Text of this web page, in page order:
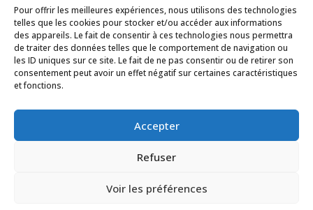
Pour offrir les meilleures expériences, nous utilisons des technologies
telles que les cookies pour stocker et/ou accéder aux informations
des appareils. Le fait de consentir à ces technologies nous permettra
de traiter des données telles que le comportement de navigation ou
les ID uniques sur ce site. Le fait de ne pas consentir ou de retirer son
consentement peut avoir un effet négatif sur certaines caractéristiques
et fonctions.
Accepter
Refuser
Voir les préférences
vitres et carreaux La Baule-Escoublac -Entretien de jardin taille et tonte
Guérande-Entretien de jardin taille et tonte Pornichet-Entretien de
jardin taille et tonte Saint-Nazaire- Entretien de jardin taille et tonte La
Baule-Escoublac-Nettoyage Guérande-Nettoyage Pornichet-
Nettoyage Saint-Nazaire
Nettoyage La Baule-Escoublac
Mentions Légales